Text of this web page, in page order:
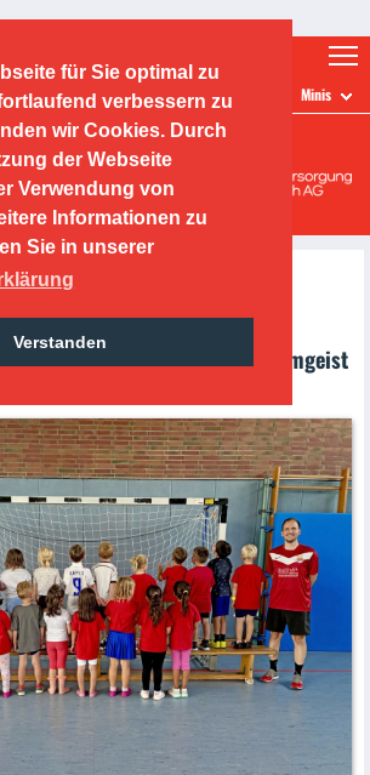
für Sie optimal zu
verbessern zu
wir Cookies. Durch
der Webseite
Verwendung von
Informationen zu
Sie in unserer
Verstanden
Minis
1901 e.V.
– Spaß, Bewegung & Teamgeist